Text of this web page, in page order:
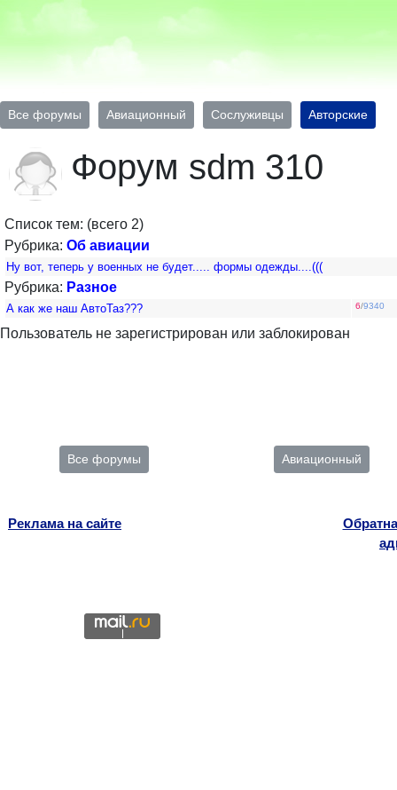
Все форумы Авиационный Сослуживцы Авторские
Форум sdm 310
Список тем: (всего 2)
Рубрика: Об авиации
Ну вот, теперь у военных не будет..... формы одежды....(((
Рубрика: Разное
А как же наш АвтоТаз??? 6/9340
Пользователь не зарегистрирован или заблокирован
Все форумы Авиационный
Реклама на сайте